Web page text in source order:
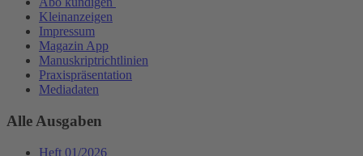
Kleinanzeigen
Impressum
Magazin App
Manuskriptrichtlinien
Praxispräsentation
Mediadaten
Alle Ausgaben
Heft 01/2026